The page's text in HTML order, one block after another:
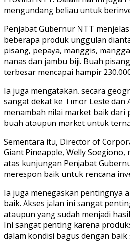
mengundang beliau untuk
Penjabat Gubernur NTT
beberapa produk unggulan
pisang, pepaya, manggis,
nanas dan jambu biji. Buah
terbesar mencapai hampir
Ia juga mengatakan, secara
sangat dekat ke Timor Leste dan
menambah nilai market baik dari
buah ataupun market untuk
Sementara itu, Director of
Giant Pineapple, Welly Soegiono,
atas kunjungan Penjabat
merespon baik untuk rencana
Ia juga menegaskan pentingnya
baik. Akses jalan ini sangat
ataupun yang sudah menjadi
Ini sangat penting karena
dalam kondisi bagus dengan baik